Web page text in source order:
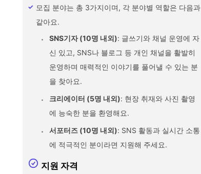
모집 분야는 총 3가지이며, 각 분야별 역할은 다음과
같아요.
SNS기자 (10명 내외): 글쓰기와 채널 운영에 자
신 있고, SNS나 블로그 등 개인 채널을 활발히
운영하며 매력적인 이야기를 풀어낼 수 있는 분
을 찾아요.
크리에이터 (5명 내외): 현장 취재와 사진 촬영
에 능숙한 분을 환영해요.
서포터즈 (10명 내외): SNS 활동과 실시간 소통
에 적극적인 분이라면 지원해 주세요.
지원 자격